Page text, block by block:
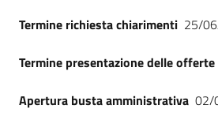
Termine richiesta chiarimenti 25/
Termine presentazione delle offerte
Apertura busta amministrativa 02/